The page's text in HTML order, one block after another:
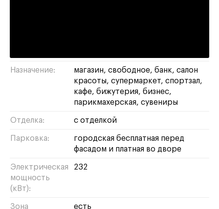
Назначение: магазин свободное банк
салон
красоты супермаркет спортзал
кафе бижутерия бизнес
парикмахерская сувениры
Отделка: с отделкой
Парковка:
городская бесплатная перед
фасадом и платная во дворе
Электрическая
мощность
(кВт):
232
Зона
есть